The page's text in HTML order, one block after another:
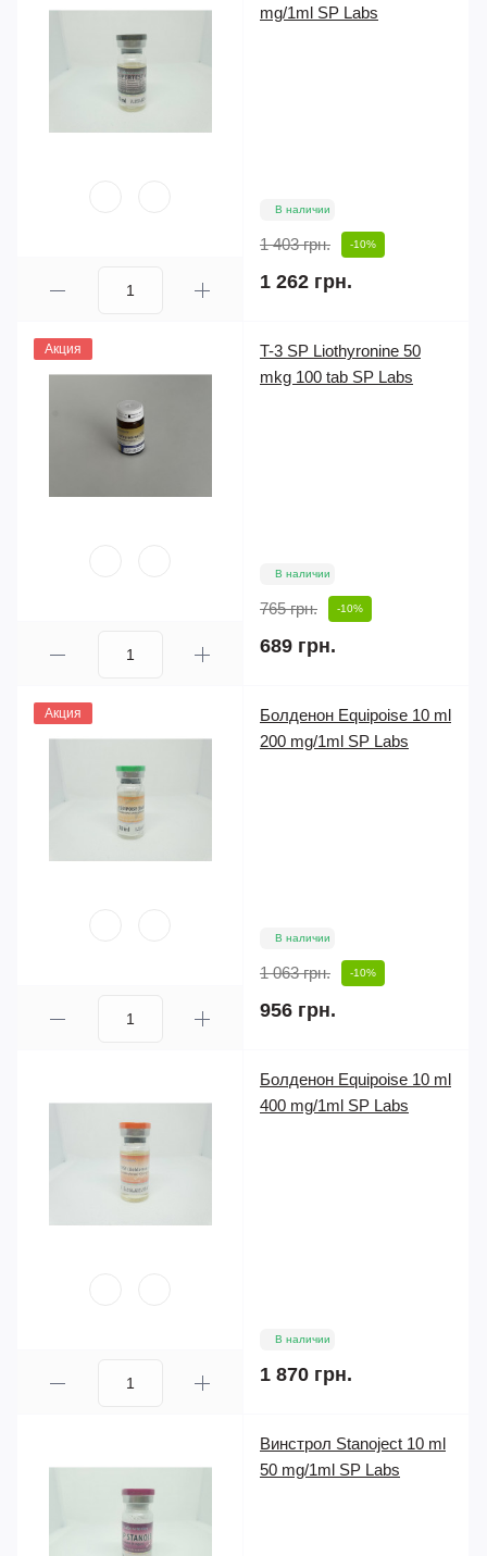
mg/1ml SP Labs
В наличии
1 403 грн. -10%
1 262 грн.
Акция
T-3 SP Liothyronine 50
mkg 100 tab SP Labs
В наличии
765 грн. -10%
689 грн.
Акция
Болденон Equipoise 10 ml
200 mg/1ml SP Labs
В наличии
1 063 грн. -10%
956 грн.
Болденон Equipoise 10 ml
400 mg/1ml SP Labs
В наличии
1 870 грн.
Винстрол Stanoject 10 ml
50 mg/1ml SP Labs